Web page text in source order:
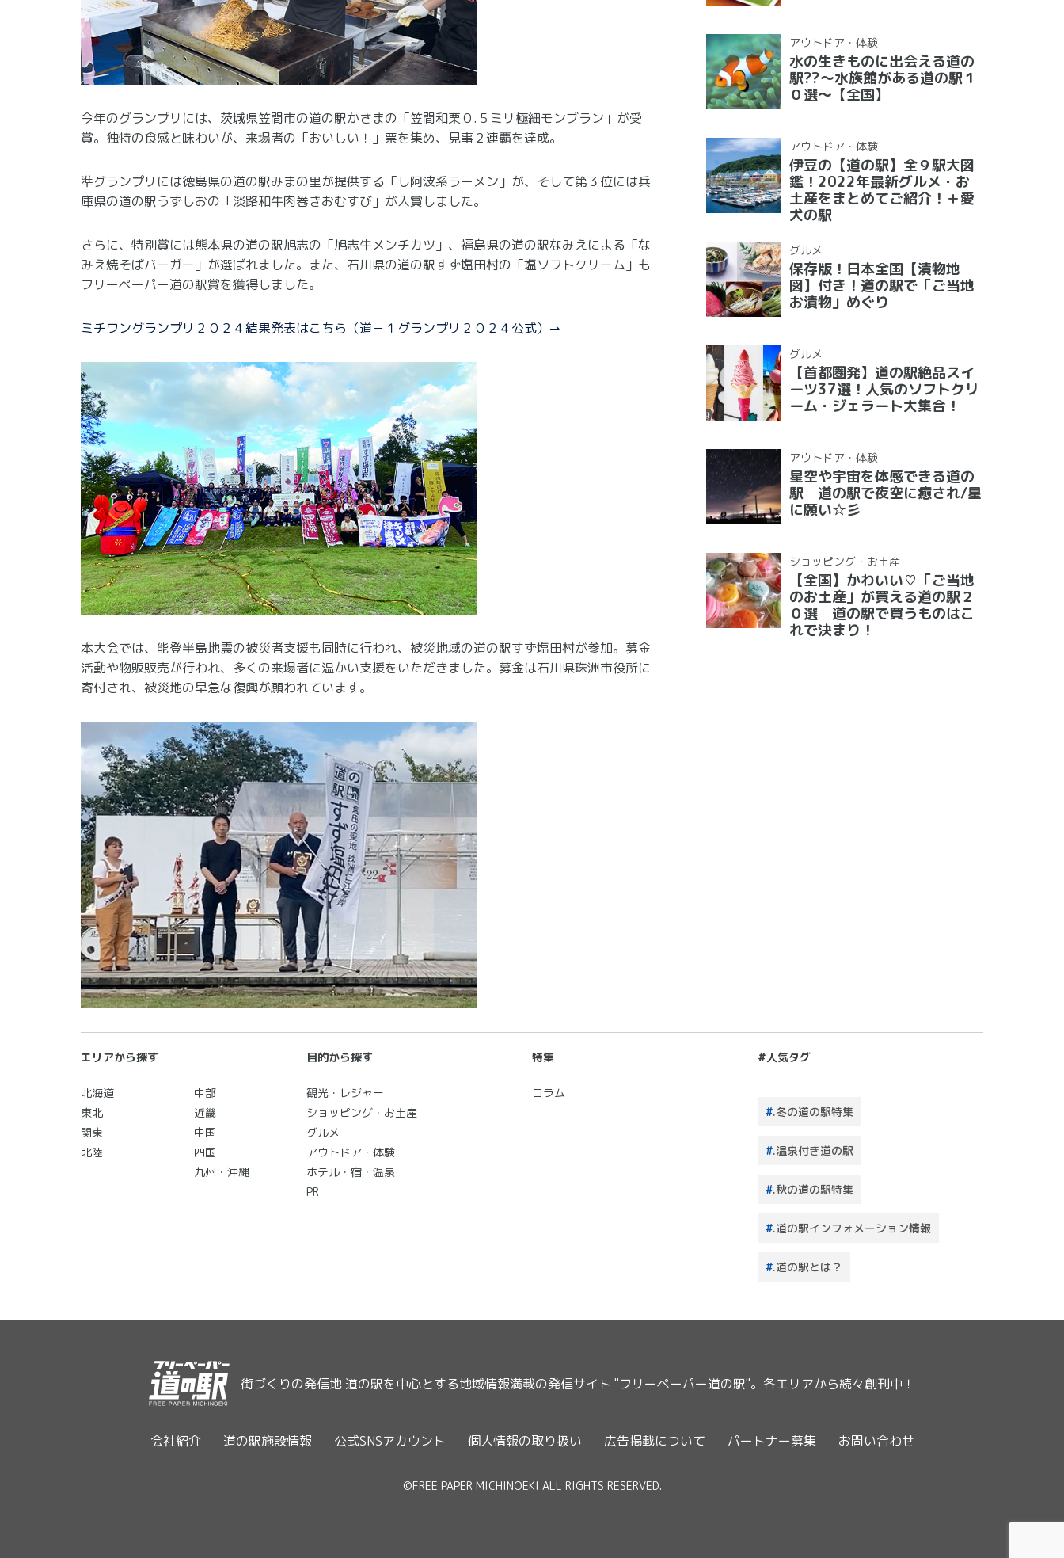
今年のグランプリには、茨城県笠間市の道の駅かさまの「笠間和栗０.５ミリ極細モンブラン」が受
賞。独特の食感と味わいが、来場者の「おいしい！」票を集め、見事２連覇を達成。
準グランプリには徳島県の道の駅みまの里が提供する「し阿波系ラーメン」が、そして第３位には兵
庫県の道の駅うずしおの「淡路和牛肉巻きおむすび」が入賞しました。
さらに、特別賞には熊本県の道の駅旭志の「旭志牛メンチカツ」、福島県の道の駅なみえによる「な
みえ焼そばバーガー」が選ばれました。また、石川県の道の駅すず塩田村の「塩ソフトクリーム」も
フリーペーパー道の駅賞を獲得しました。
ミチワングランプリ２０２４結果発表はこちら（道－１グランプリ２０２４公式）⇀
本大会では、能登半島地震の被災者支援も同時に行われ、被災地域の道の駅すず塩田村が参加。募金
活動や物販販売が行われ、多くの来場者に温かい支援をいただきました。募金は石川県珠洲市役所に
寄付され、被災地の早急な復興が願われています。
アウトドア・体験
水の生きものに出会える道の
駅??〜水族館がある道の駅１
０選〜【全国】
アウトドア・体験
伊豆の【道の駅】全９駅大図
鑑！2022年最新グルメ・お
土産をまとめてご紹介！＋愛
犬の駅
グルメ
保存版！日本全国【漬物地
図】付き！道の駅で「ご当地
お漬物」めぐり
グルメ
【首都圏発】道の駅絶品スイ
ーツ37選！人気のソフトクリ
ーム・ジェラート大集合！
アウトドア・体験
星空や宇宙を体感できる道の
駅 道の駅で夜空に癒され/星
に願い☆彡
ショッピング・お土産
【全国】かわいい♡「ご当地
のお土産」が買える道の駅２
０選 道の駅で買うものはこ
れで決まり！
エリアから探す
北海道
東北
関東
北陸
中部
近畿
中国
四国
九州・沖縄
目的から探す
観光・レジャー
ショッピング・お土産
グルメ
アウトドア・体験
ホテル・宿・温泉
PR
特集
コラム
#人気タグ
.冬の道の駅特集
.温泉付き道の駅
.秋の道の駅特集
.道の駅インフォメーション情報
.道の駅とは？
街づくりの発信地 道の駅を中心とする地域情報満載の発信サイト "フリーペーパー道の駅"。各エリアから続々創刊中！
会社紹介 道の駅施設情報 公式SNSアカウント 個人情報の取り扱い 広告掲載について パートナー募集 お問い合わせ
©FREE PAPER MICHINOEKI ALL RIGHTS RESERVED.